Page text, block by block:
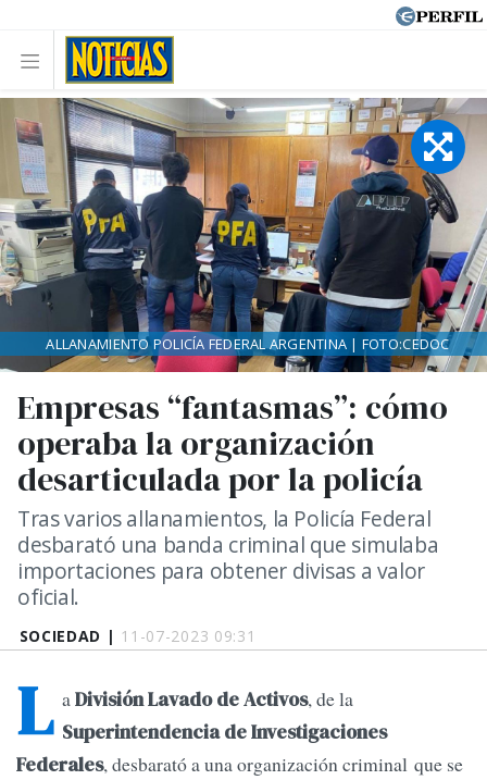
SOCIEDAD | 11-07-2023 09:31
Empresas “fantasmas”: cómo
operaba la organización
desarticulada por la policía
Tras varios allanamientos, la Policía Federal
desbarató una banda criminal que simulaba
importaciones para obtener divisas a valor
oficial.
ALLANAMIENTO POLICÍA FEDERAL ARGENTINA | FOTO:CEDOC
L aDivisión Lavado de Activos, de la
Superintendencia de Investigaciones
Federales, desbarató a una organización criminal que se